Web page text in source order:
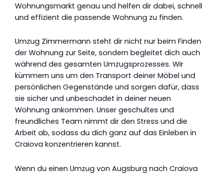
Wohnungsmarkt genau und helfen dir dabei, schnell
und effizient die passende Wohnung zu finden.
Umzug Zimmermann steht dir nicht nur beim Finden
der Wohnung zur Seite, sondern begleitet dich auch
während des gesamten Umzugsprozesses. Wir
kümmern uns um den Transport deiner Möbel und
persönlichen Gegenstände und sorgen dafür, dass
sie sicher und unbeschadet in deiner neuen
Wohnung ankommen. Unser geschultes und
freundliches Team nimmt dir den Stress und die
Arbeit ab, sodass du dich ganz auf das Einleben in
Craiova konzentrieren kannst.
Wenn du einen Umzug von Augsburg nach Craiova